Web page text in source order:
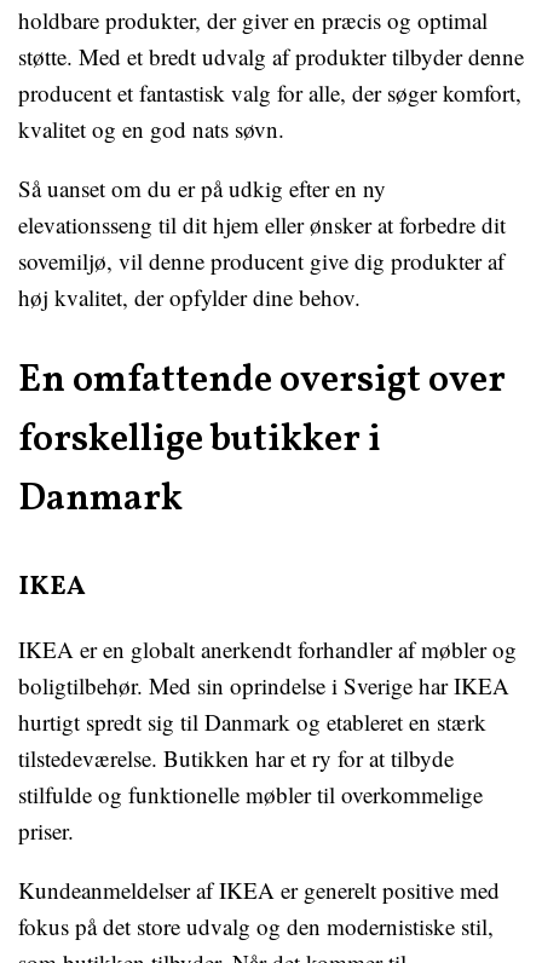
holdbare produkter, der giver en præcis og optimal
støtte. Med et bredt udvalg af produkter tilbyder denne
producent et fantastisk valg for alle, der søger komfort,
kvalitet og en god nats søvn.
Så uanset om du er på udkig efter en ny
elevationsseng til dit hjem eller ønsker at forbedre dit
sovemiljø, vil denne producent give dig produkter af
høj kvalitet, der opfylder dine behov.
En omfattende oversigt over
forskellige butikker i
Danmark
IKEA
IKEA er en globalt anerkendt forhandler af møbler og
boligtilbehør. Med sin oprindelse i Sverige har IKEA
hurtigt spredt sig til Danmark og etableret en stærk
tilstedeværelse. Butikken har et ry for at tilbyde
stilfulde og funktionelle møbler til overkommelige
priser.
Kundeanmeldelser af IKEA er generelt positive med
fokus på det store udvalg og den modernistiske stil,